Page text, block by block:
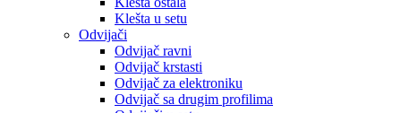
Klešta u setu
Odvijači
Odvijač ravni
Odvijač krstasti
Odvijač za elektroniku
Odvijač sa drugim profilima